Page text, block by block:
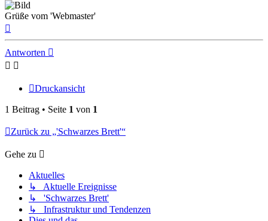
Grüße vom 'Webmaster'
Antworten
Druckansicht
1 Beitrag • Seite 1 von 1
Zurück zu „'Schwarzes Brett'“
Gehe zu
Aktuelles
↳ Aktuelle Ereignisse
↳ 'Schwarzes Brett'
↳ Infrastruktur und Tendenzen